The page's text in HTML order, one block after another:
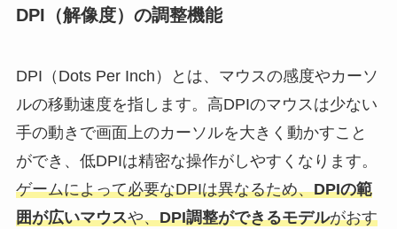
DPI（解像度）の調整機能
DPI（Dots Per Inch）とは、マウスの感度やカーソ
ルの移動速度を指します。高DPIのマウスは少ない
手の動きで画面上のカーソルを大きく動かすこと
ができ、低DPIは精密な操作がしやすくなります。
ゲームによって必要なDPIは異なるため、DPIの範
囲が広いマウスや、DPI調整ができるモデルがおす